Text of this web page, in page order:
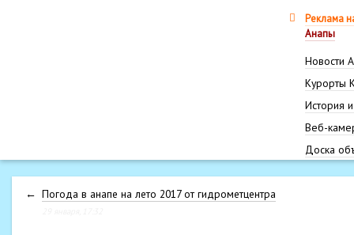
Реклама
Анапы
Новости
Курорты
История
Веб-
Доска
← Погода в анапе на лето 2017 от гидрометцентра